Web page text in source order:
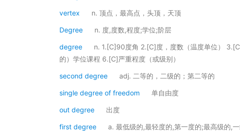
vertex n. 顶点，最高点，头顶，天顶
Degree n. 度,度数,程度;学位;阶层
degree
n. 1.[C]90度角 2.[C]度，度数（温度单位）
的）学位课程 6.[C]严重程度（或级别）
second degree adj. 二等的，二级的；第二等的
single degree of freedom 单自由度
out degree 出度
first degree a. 最低级的,最轻度的,第一度的;最高级的,